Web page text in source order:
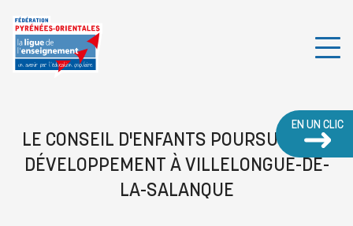
EN UN CLIC
LE CONSEIL D'ENFANTS POURSUIT SON
DÉVELOPPEMENT À VILLELONGUE-DE-
LA-SALANQUE